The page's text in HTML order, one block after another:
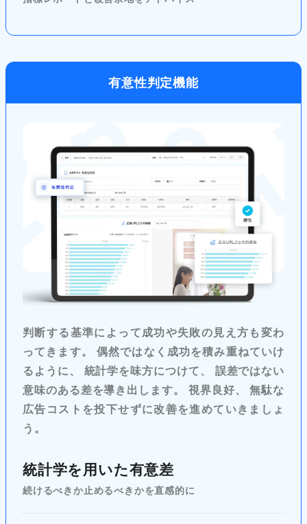
有意性判定機能
判断する基準によって成功や失敗の見え方も変わ
ってきます。 偶然ではなく成功を積み重ねていけ
るように、 統計学を味方につけて、 誤差ではない
意味のある差を導き出します。 視界良好、 無駄な
広告コストを投下せずに改善を進めていきましょ
う。
統計学を用いた有意差
続けるべきか止めるべきかを直感的に